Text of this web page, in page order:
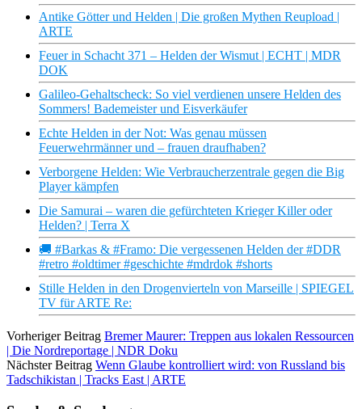
Antike Götter und Helden | Die großen Mythen Reupload |
ARTE
Feuer in Schacht 371 – Helden der Wismut | ECHT | MDR
DOK
Galileo-Gehaltscheck: So viel verdienen unsere Helden des
Sommers! Bademeister und Eisverkäufer
Echte Helden in der Not: Was genau müssen
Feuerwehrmänner und – frauen draufhaben?
Verborgene Helden: Wie Verbraucherzentrale gegen die Big
Player kämpfen
Die Samurai – waren die gefürchteten Krieger Killer oder
Helden? | Terra X
🚚 #Barkas & #Framo: Die vergessenen Helden der #DDR
#retro #oldtimer #geschichte #mdrdok #shorts
Stille Helden in den Drogenvierteln von Marseille | SPIEGEL
TV für ARTE Re:
Vorheriger Beitrag Bremer Maurer: Treppen aus lokalen Ressourcen
| Die Nordreportage | NDR Doku
Nächster Beitrag Wenn Glaube kontrolliert wird: von Russland bis
Tadschikistan | Tracks East | ARTE